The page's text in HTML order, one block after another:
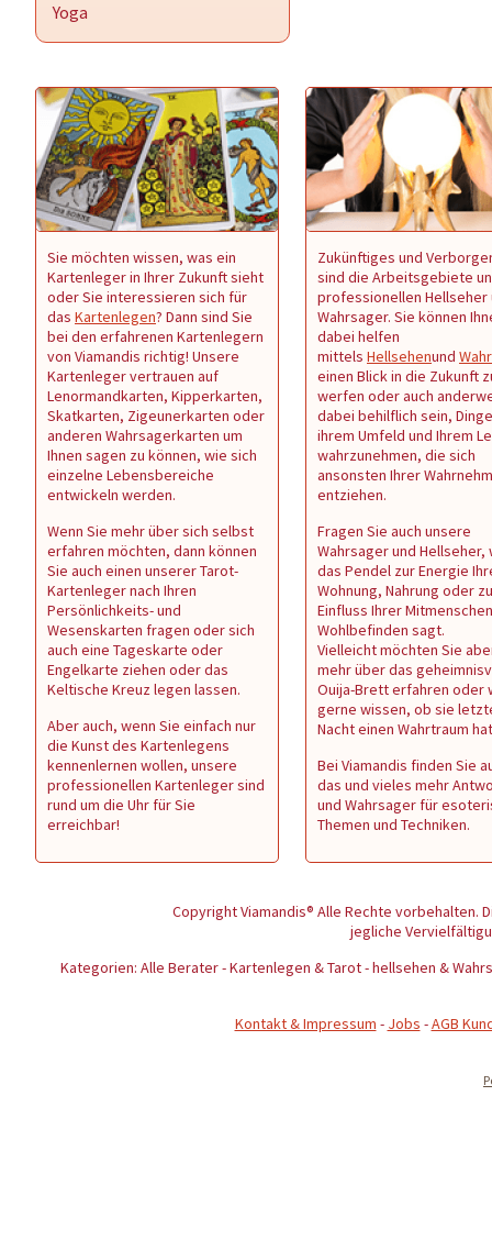
Yoga
Sie möchten wissen, was ein
Kartenleger in Ihrer Zukunft sieht
oder Sie interessieren sich für
das Kartenlegen? Dann sind Sie
bei den erfahrenen Kartenlegern
von Viamandis richtig! Unsere
Kartenleger vertrauen auf
Lenormandkarten, Kipperkarten,
Skatkarten, Zigeunerkarten oder
anderen Wahrsagerkarten um
Ihnen sagen zu können, wie sich
einzelne Lebensbereiche
entwickeln werden.
Wenn Sie mehr über sich selbst
erfahren möchten, dann können
Sie auch einen unserer Tarot-
Kartenleger nach Ihren
Persönlichkeits- und
Wesenskarten fragen oder sich
auch eine Tageskarte oder
Engelkarte ziehen oder das
Keltische Kreuz legen lassen.
Aber auch, wenn Sie einfach nur
die Kunst des Kartenlegens
kennenlernen wollen, unsere
professionellen Kartenleger sind
rund um die Uhr für Sie
erreichbar!
Zukünftiges und
sind die Arbeitsgebiete
professionellen Hellseher
Wahrsager. Sie können
dabei helfen
mittels Hellsehenund
einen Blick in die Zukunft
werfen oder auch
dabei behilflich sein,
ihrem Umfeld und Ihrem
wahrzunehmen, die sich
ansonsten Ihrer
entziehen.
Fragen Sie auch unsere
Wahrsager und Hellseher,
das Pendel zur Energie
Wohnung, Nahrung oder
Einfluss Ihrer
Wohlbefinden sagt.
Vielleicht möchten Sie
mehr über das
Ouija-Brett erfahren oder
gerne wissen, ob sie
Nacht einen Wahrtraum
Bei Viamandis finden Sie
das und vieles mehr
und Wahrsager für
Themen und Techniken.
Copyright Viamandis® Alle Rechte vorbehalten.
jegliche
Kategorien: Alle Berater - Kartenlegen & Tarot - hellsehen &
Kontakt & Impressum - Jobs -AGB